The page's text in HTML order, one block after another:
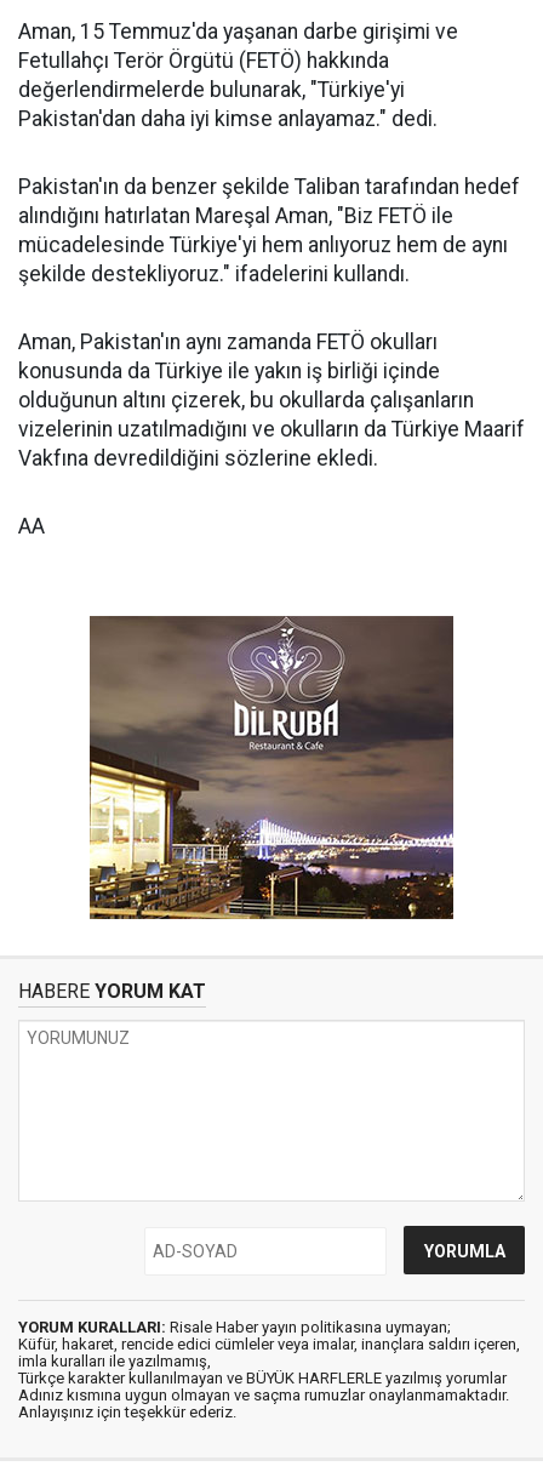
Aman, 15 Temmuz'da yaşanan darbe girişimi ve
Fetullahçı Terör Örgütü (FETÖ) hakkında
değerlendirmelerde bulunarak, "Türkiye'yi
Pakistan'dan daha iyi kimse anlayamaz." dedi.
Pakistan'ın da benzer şekilde Taliban tarafından hedef
alındığını hatırlatan Mareşal Aman, "Biz FETÖ ile
mücadelesinde Türkiye'yi hem anlıyoruz hem de aynı
şekilde destekliyoruz." ifadelerini kullandı.
Aman, Pakistan'ın aynı zamanda FETÖ okulları
konusunda da Türkiye ile yakın iş birliği içinde
olduğunun altını çizerek, bu okullarda çalışanların
vizelerinin uzatılmadığını ve okulların da Türkiye Maarif
Vakfına devredildiğini sözlerine ekledi.
AA
HABERE YORUM KAT
YORUM KURALLARI: Risale Haber yayın politikasına uymayan;
Küfür, hakaret, rencide edici cümleler veya imalar, inançlara saldırı içeren,
imla kuralları ile yazılmamış,
Türkçe karakter kullanılmayan ve BÜYÜK HARFLERLE yazılmış yorumlar
Adınız kısmına uygun olmayan ve saçma rumuzlar onaylanmamaktadır.
Anlayışınız için teşekkür ederiz.